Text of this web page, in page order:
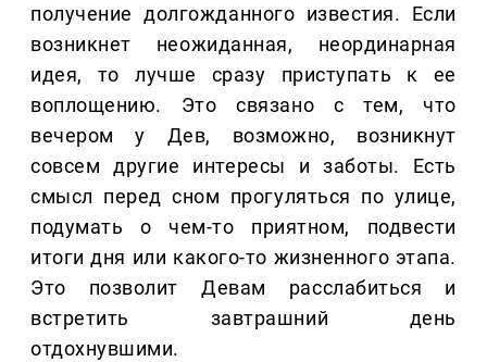
получение долгожданного известия. Если
возникнет неожиданная, неординарная
идея, то лучше сразу приступать к ее
воплощению. Это связано с тем, что
вечером у Дев, возможно, возникнут
совсем другие интересы и заботы. Есть
смысл перед сном прогуляться по улице,
подумать о чем-то приятном, подвести
итоги дня или какого-то жизненного этапа.
Это позволит Девам расслабиться и
встретить завтрашний день
отдохнувшими.